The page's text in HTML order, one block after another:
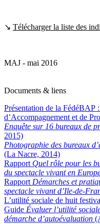
↘ Télécharger la liste des
MAJ - mai 2016
Documents & liens
Présentation de la FédéBAP
d’Accompagnement et de
Enquête sur 16 bureaux de
2015)
Photographie des bureaux
(La Nacre, 2014)
Rapport Quel rôle pour les
du spectacle vivant en
Rapport Démarches et
spectacle vivant d’Ile-de-
L’utilité sociale de huit
Guide Évaluer l’utilité
démarche d’autoévaluation